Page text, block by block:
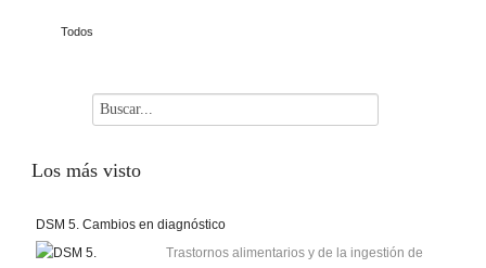
Todos
Los más visto
DSM 5. Cambios en diagnóstico
Trastornos alimentarios y de la ingestión de